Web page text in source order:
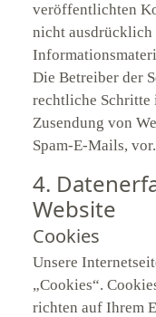
veröffentlichten
nicht ausdrücklich
Die Betreiber der
rechtliche Schritte
Zusendung von
Spam-E-Mails, vor.
4.
Website
Cookies
Unsere
„Cookies“.
richten auf Ihrem